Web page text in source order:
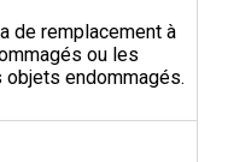
de remplacement à
ou les
objets endommagés.